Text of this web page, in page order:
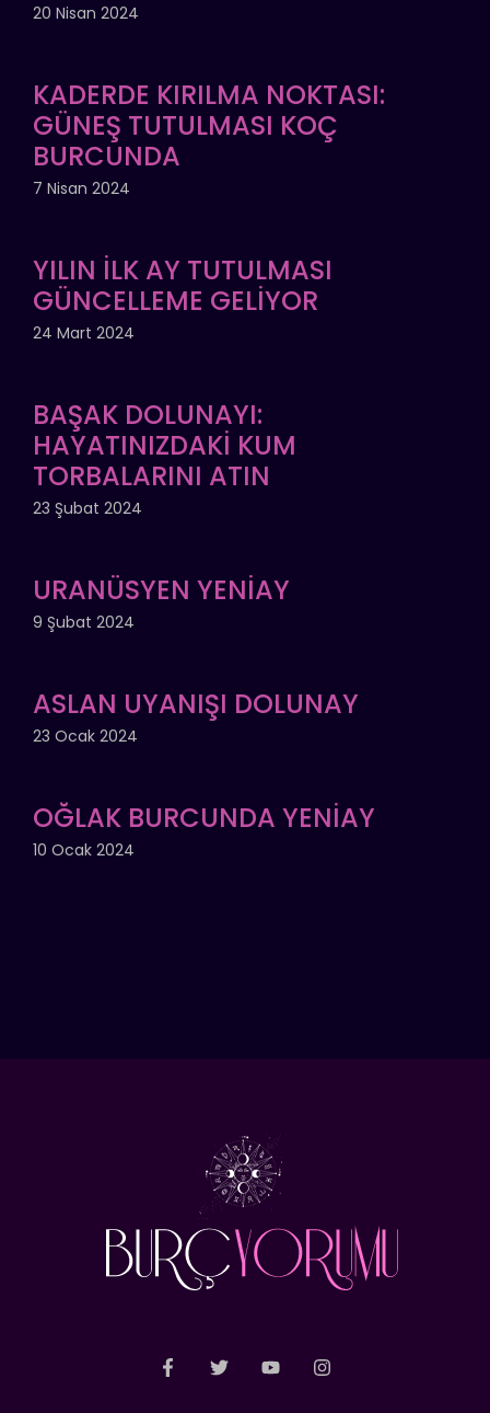
20 Nisan 2024
KADERDE KIRILMA NOKTASI:
GÜNEŞ TUTULMASI KOÇ
BURCUNDA
7 Nisan 2024
YILIN İLK AY TUTULMASI
GÜNCELLEME GELİYOR
24 Mart 2024
BAŞAK DOLUNAYI:
HAYATINIZDAKİ KUM
TORBALARINI ATIN
23 Şubat 2024
URANÜSYEN YENİAY
9 Şubat 2024
ASLAN UYANIŞI DOLUNAY
23 Ocak 2024
OĞLAK BURCUNDA YENİAY
10 Ocak 2024